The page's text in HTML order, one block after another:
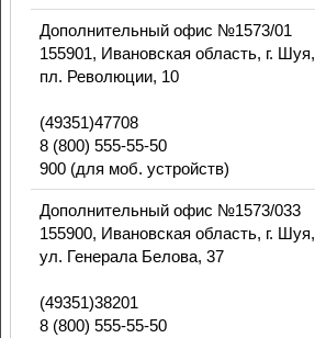
Дополнительный офис №1573/01
155901, Ивановская область, г. Шуя,
пл. Революции, 10
(49351)47708
8 (800) 555-55-50
900 (для моб. устройств)
Дополнительный офис №1573/033
155900, Ивановская область, г. Шуя,
ул. Генерала Белова, 37
(49351)38201
8 (800) 555-55-50